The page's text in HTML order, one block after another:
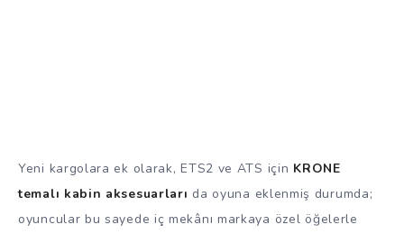
Yeni kargolara ek olarak, ETS2 ve ATS için KRONE
temalı kabin aksesuarları da oyuna eklenmiş durumda;
oyuncular bu sayede iç mekânı markaya özel öğelerle